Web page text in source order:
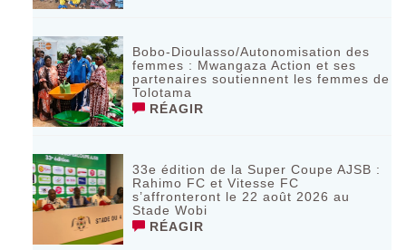
Bobo-Dioulasso/Autonomisation des
femmes : Mwangaza Action et ses
partenaires soutiennent les femmes de
Tolotama
RÉAGIR
33e édition de la Super Coupe AJSB :
Rahimo FC et Vitesse FC
s’affronteront le 22 août 2026 au
Stade Wobi
RÉAGIR